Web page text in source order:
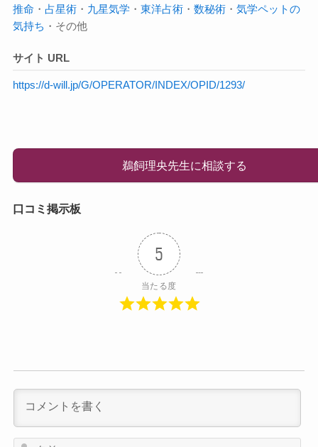
推命 ・ 占星術・ 九星気学・ 東洋占術・ 数秘術・ 気学ペットの
気持ち ・その他
サイト URL
https://d-will.jp/G/OPERATOR/INDEX/OPID/1293/
鵜飼理央先生に相談する
口コミ掲示板
5
当たる度